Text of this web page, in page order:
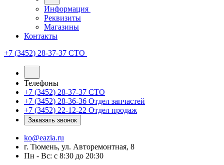
Информация
Реквизиты
Магазины
Контакты
+7 (3452) 28-37-37 СТО
Телефоны
+7 (3452) 28-37-37 СТО
+7 (3452) 28-36-36 Отдел запчастей
+7 (3452) 22-12-22 Отдел продаж
Заказать звонок
ko@eazia.ru
г. Тюмень, ул. Авторемонтная, 8
Пн - Вс: с 8:30 до 20:30